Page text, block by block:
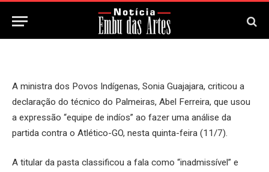
13 de Julho, 2024 Updated: 13 de Julho, 2024
A ministra dos Povos Indígenas, Sonia Guajajara, criticou a
declaração do técnico do Palmeiras, Abel Ferreira, que usou
a expressão “equipe de indíos” ao fazer uma análise da
partida contra o Atlético-GO, nesta quinta-feira (11/7).
A titular da pasta classificou a fala como “inadmissível” e